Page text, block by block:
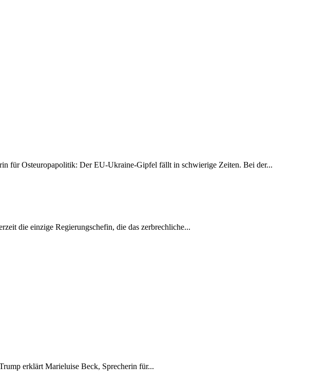
für Osteuropapolitik: Der EU-Ukraine-Gipfel fällt in schwierige Zeiten. Bei der...
die einzige Regierungschefin, die das zerbrechliche...
erklärt Marieluise Beck, Sprecherin für...